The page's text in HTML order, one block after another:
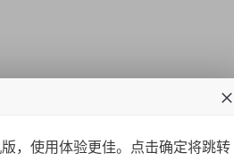
，使用体验更佳。点击确定将跳转